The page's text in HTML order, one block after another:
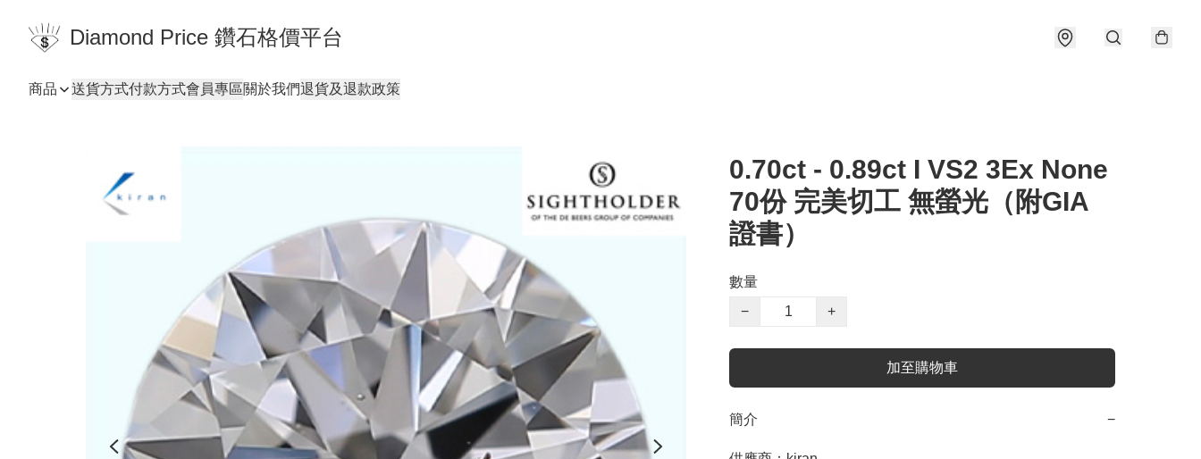
Diamond Price 鑽石格價平台
商品 送貨方式付款方式會員專區關於我們退貨及退款政策
0.70ct - 0.89ct I VS2 3Ex None
70份 完美切工 無螢光（附GIA
證書）
數量
−
+
加至購物車
簡介 −